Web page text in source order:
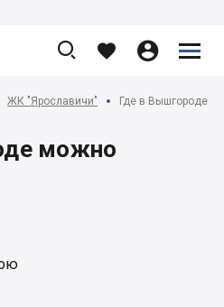
   


ЖК "Ярославичи" Где в Вышгороде
можно